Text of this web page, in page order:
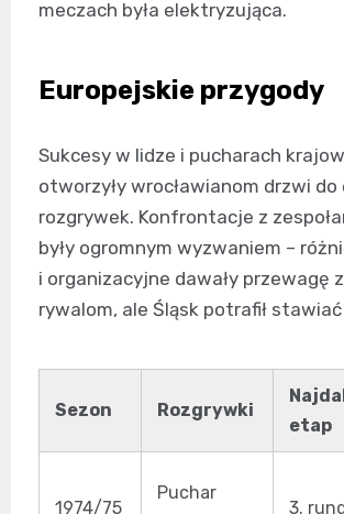
meczach była elektryzująca.
Europejskie przygody
Sukcesy w lidze i pucharach
otworzyły wrocławianom drzwi
rozgrywek. Konfrontacje z
były ogromnym wyzwaniem –
i organizacyjne dawały przewagę
rywalom, ale Śląsk potrafił
Sezon Rozgrywki
etap
1974/75
Puchar
3.